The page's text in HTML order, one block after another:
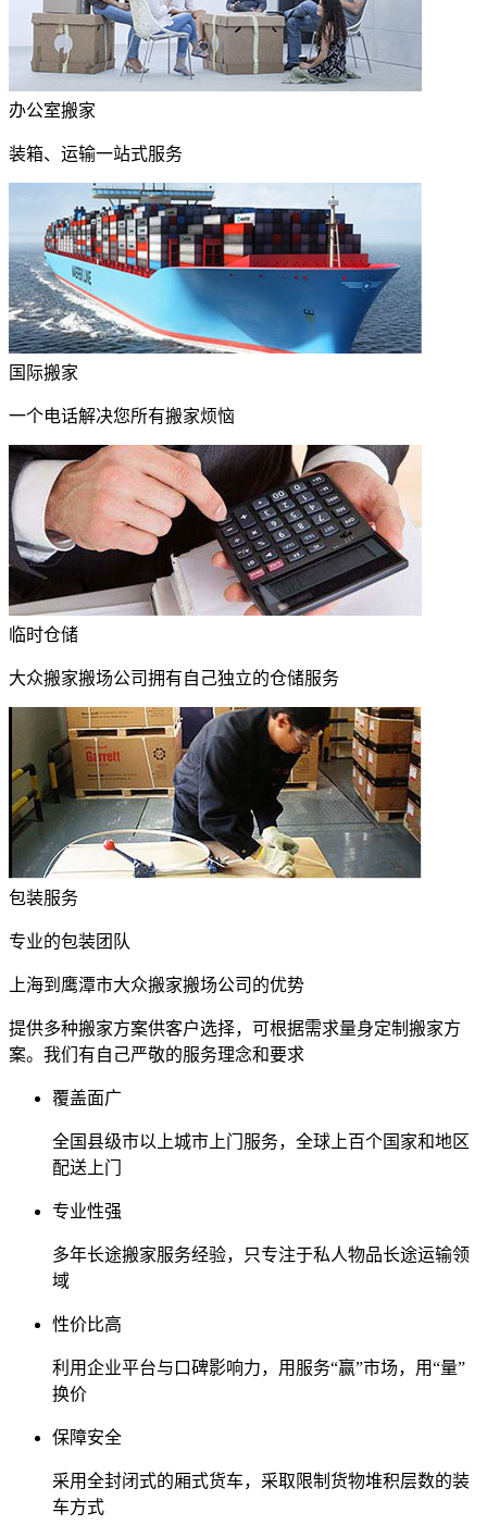
办公室搬家
装箱、运输一站式服务
国际搬家
一个电话解决您所有搬家烦恼
临时仓储
大众搬家搬场公司拥有自己独立的仓储服务
包装服务
专业的包装团队
上海到鹰潭市大众搬家搬场公司的优势
提供多种搬家方案供客户选择，可根据需求量身定制搬家方
案。我们有自己严敬的服务理念和要求
覆盖面广
全国县级市以上城市上门服务，全球上百个国家和地区
配送上门
专业性强
多年长途搬家服务经验，只专注于私人物品长途运输领
域
性价比高
利用企业平台与口碑影响力，用服务“赢”市场，用“量”
换价
保障安全
采用全封闭式的厢式货车，采取限制货物堆积层数的装
车方式